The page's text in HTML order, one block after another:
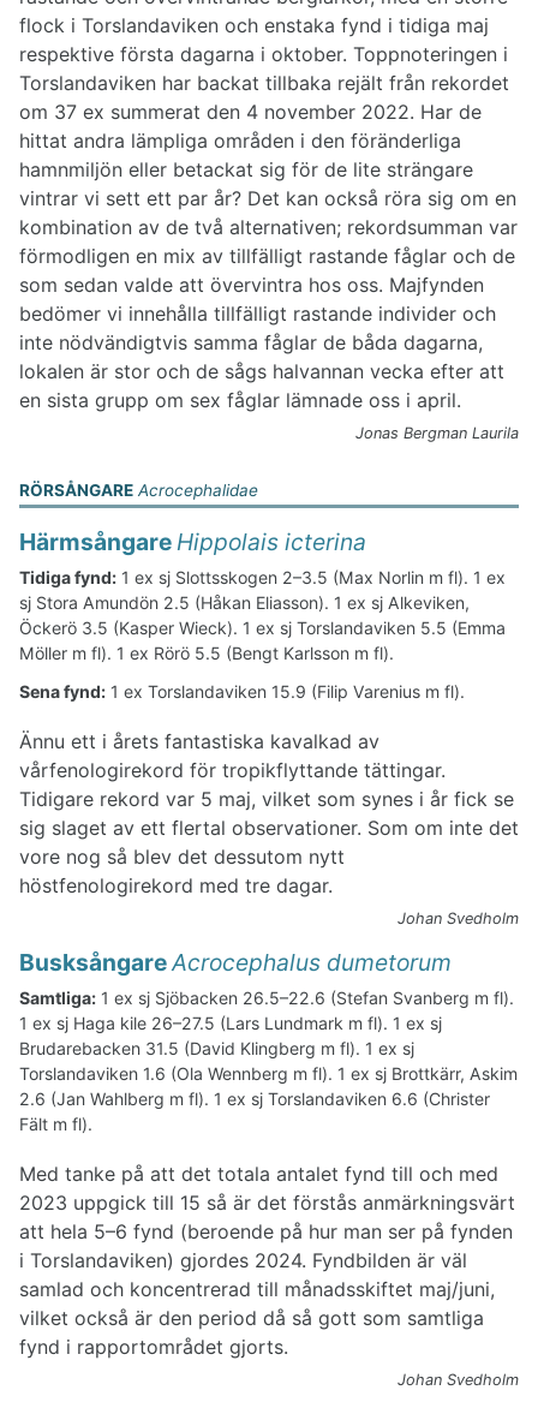
flock i Torslandaviken och enstaka fynd i tidiga maj
respektive första dagarna i oktober. Toppnoteringen i
Torslandaviken har backat tillbaka rejält från rekordet
om 37 ex summerat den 4 november 2022. Har de
hittat andra lämpliga områden i den föränderliga
hamnmiljön eller betackat sig för de lite strängare
vintrar vi sett ett par år? Det kan också röra sig om en
kombination av de två alternativen; rekordsumman var
förmodligen en mix av tillfälligt rastande fåglar och de
som sedan valde att övervintra hos oss. Majfynden
bedömer vi innehålla tillfälligt rastande individer och
inte nödvändigtvis samma fåglar de båda dagarna,
lokalen är stor och de sågs halvannan vecka efter att
en sista grupp om sex fåglar lämnade oss i april.
Jonas Bergman Laurila
RÖRSÅNGARE Acrocephalidae
Härmsångare Hippolais icterina
Tidiga fynd: 1 ex sj Slottsskogen 2–3.5 (Max Norlin m fl). 1 ex
sj Stora Amundön 2.5 (Håkan Eliasson). 1 ex sj Alkeviken,
Öckerö 3.5 (Kasper Wieck). 1 ex sj Torslandaviken 5.5 (Emma
Möller m fl). 1 ex Rörö 5.5 (Bengt Karlsson m fl).
Sena fynd: 1 ex Torslandaviken 15.9 (Filip Varenius m fl).
Ännu ett i årets fantastiska kavalkad av
vårfenologirekord för tropikflyttande tättingar.
Tidigare rekord var 5 maj, vilket som synes i år fick se
sig slaget av ett flertal observationer. Som om inte det
vore nog så blev det dessutom nytt
höstfenologirekord med tre dagar.
Johan Svedholm
BusksångareAcrocephalus dumetorum
Samtliga: 1 ex sj Sjöbacken 26.5–22.6 (Stefan Svanberg m fl).
1 ex sj Haga kile 26–27.5 (Lars Lundmark m fl). 1 ex sj
Brudarebacken 31.5 (David Klingberg m fl). 1 ex sj
Torslandaviken 1.6 (Ola Wennberg m fl). 1 ex sj Brottkärr, Askim
2.6 (Jan Wahlberg m fl). 1 ex sj Torslandaviken 6.6 (Christer
Fält m fl).
Med tanke på att det totala antalet fynd till och med
2023 uppgick till 15 så är det förstås anmärkningsvärt
att hela 5–6 fynd (beroende på hur man ser på fynden
i Torslandaviken) gjordes 2024. Fyndbilden är väl
samlad och koncentrerad till månadsskiftet maj/juni,
vilket också är den period då så gott som samtliga
fynd i rapportområdet gjorts.
Johan Svedholm